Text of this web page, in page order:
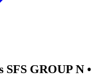
SFS GROUP N •